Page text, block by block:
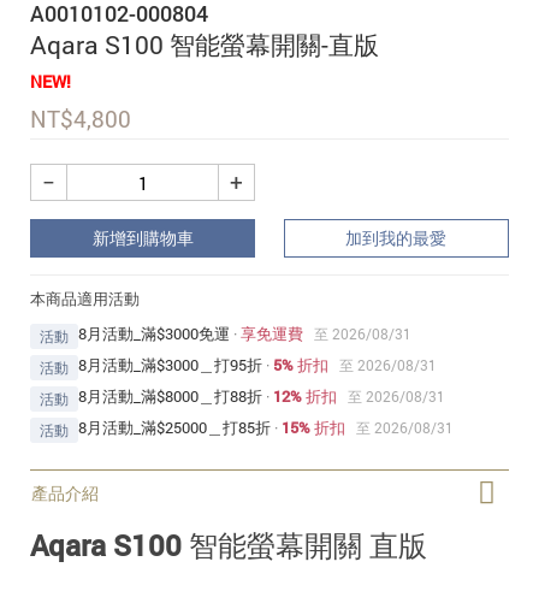
A0010102-000804
Aqara S100 智能螢幕開關-直版
NEW!
NT$4,800
+
−
新增到購物車 加到我的最愛
本商品適用活動
活動 8月活動_滿$3000免運 ·享免運費
至 2026/08/31
活動 8月活動_滿$3000＿打95折 · 5% 折扣
至 2026/08/31
活動 8月活動_滿$8000＿打88折 · 12% 折扣
至 2026/08/31
活動 8月活動_滿$25000＿打85折 · 15% 折扣 至 2026/08/31
產品介紹
Aqara S100 智能螢幕開關 直版
加入 JARVIS VIP